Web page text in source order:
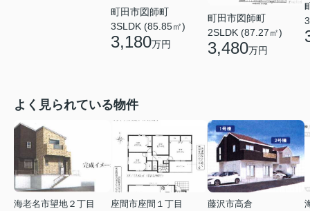
町田市図師町
3SLDK (85.85㎡)
3,180万円
町田市図師町
2SLDK (87.27㎡)
3,480万円
よく見られている物件
海老名市望地２丁目
座間市座間１丁目
藤沢市高倉